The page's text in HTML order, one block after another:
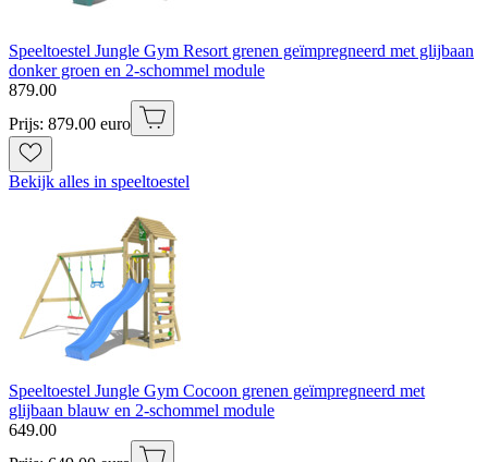
Speeltoestel Jungle Gym Resort grenen geïmpregneerd met glijbaan
donker groen en 2-schommel module
879.00
Prijs: 879.00 euro
Bekijk alles in speeltoestel
Speeltoestel Jungle Gym Cocoon grenen geïmpregneerd met
glijbaan blauw en 2-schommel module
649.00